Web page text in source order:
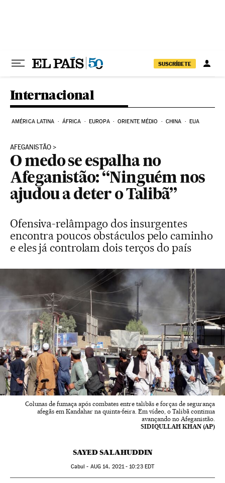
SUSCRÍBETE
Internacional
AMÉRICA LATINA ÁFRICA EUROPA ORIENTE MÉDIO CHINA EUA
AFEGANISTÃO
O medo se espalha no
Afeganistão: “Ninguém nos
ajudou a deter o Talibã”
Ofensiva-relâmpago dos insurgentes
encontra poucos obstáculos pelo caminho
e eles já controlam dois terços do país
Colunas de fumaça após combates entre talibãs e forças de segurança
afegãs em Kandahar na quinta-feira. Em vídeo, o Talibã continua
avançando no Afeganistão.
SIDIQULLAH KHAN (AP)
SAYED SALAHUDDIN
Cabul - AUG 14, 2021 - 10:23EDT